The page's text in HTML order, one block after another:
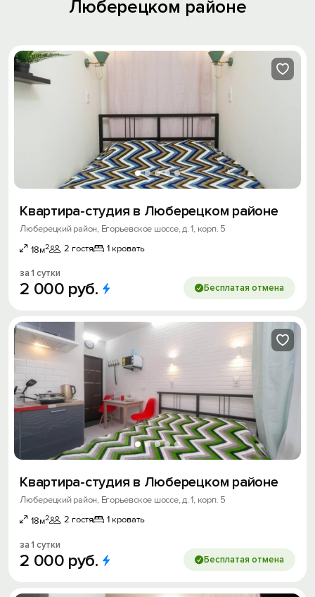
Люберецком районе
Квартира-студия в Люберецком районе
Люберецкий район, Егорьевское шоссе, д. 1, корп. 5
18м2 2 гостя 1 кровать
за 1 сутки
2 000 руб. Бесплатая отмена
Квартира-студия в Люберецком районе
Люберецкий район, Егорьевское шоссе, д. 1, корп. 5
18м2 2 гостя 1 кровать
за 1 сутки
2 000 руб. Бесплатая отмена